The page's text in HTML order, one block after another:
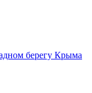
берегу Крыма